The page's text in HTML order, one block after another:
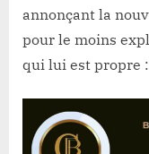
annonçant la
pour le moins
qui lui est propre :